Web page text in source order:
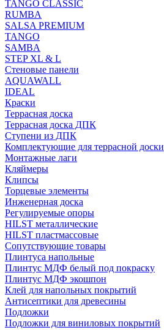
TANGO CLASSIC
RUMBA
SALSA PREMIUM
TANGO
SAMBA
STEP XL & L
Стеновые панели
AQUAWALL
IDEAL
Краски
Террасная доска
Террасная доска ДПК
Ступени из ДПК
Комплектующие для террасной доски
Монтажные лаги
Кляймеры
Клипсы
Торцевые элементы
Инженерная доска
Регулируемые опоры
HILST металлические
HILST пластмассовые
Сопутствующие товары
Плинтуса напольные
Плинтус МДФ белый под покраску
Плинтус МДФ экошпон
Клей для напольных покрытий
Антисептики для древесины
Подложки
Подложки для виниловых покрытий